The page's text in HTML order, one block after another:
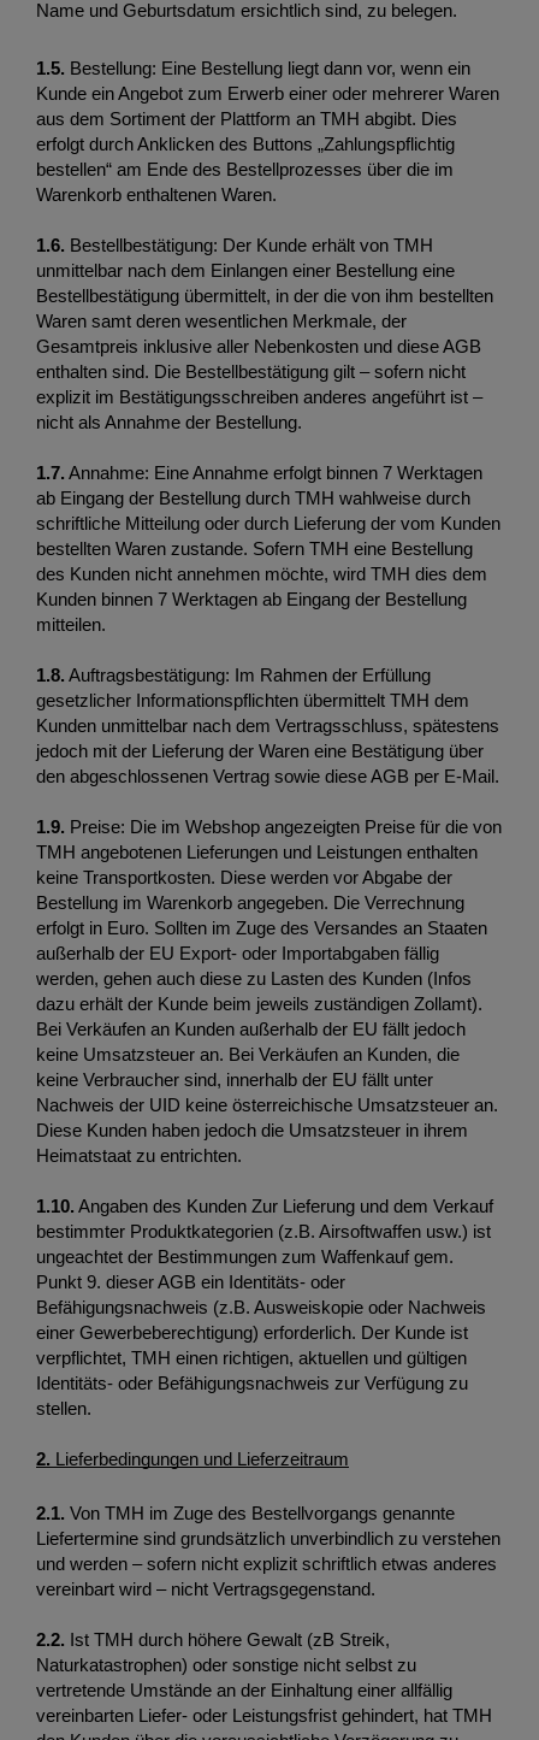
Name und Geburtsdatum ersichtlich sind, zu belegen.
1.5. Bestellung: Eine Bestellung liegt dann vor, wenn ein
Kunde ein Angebot zum Erwerb einer oder mehrerer Waren
aus dem Sortiment der Plattform an TMH abgibt. Dies
erfolgt durch Anklicken des Buttons „Zahlungspflichtig
bestellen“ am Ende des Bestellprozesses über die im
Warenkorb enthaltenen Waren.
1.6. Bestellbestätigung: Der Kunde erhält von TMH
unmittelbar nach dem Einlangen einer Bestellung eine
Bestellbestätigung übermittelt, in der die von ihm bestellten
Waren samt deren wesentlichen Merkmale, der
Gesamtpreis inklusive aller Nebenkosten und diese AGB
enthalten sind. Die Bestellbestätigung gilt – sofern nicht
explizit im Bestätigungsschreiben anderes angeführt ist –
nicht als Annahme der Bestellung.
1.7. Annahme: Eine Annahme erfolgt binnen 7 Werktagen
ab Eingang der Bestellung durch TMH wahlweise durch
schriftliche Mitteilung oder durch Lieferung der vom Kunden
bestellten Waren zustande. Sofern TMH eine Bestellung
des Kunden nicht annehmen möchte, wird TMH dies dem
Kunden binnen 7 Werktagen ab Eingang der Bestellung
mitteilen.
1.8. Auftragsbestätigung: Im Rahmen der Erfüllung
gesetzlicher Informationspflichten übermittelt TMH dem
Kunden unmittelbar nach dem Vertragsschluss, spätestens
jedoch mit der Lieferung der Waren eine Bestätigung über
1.9. Preise: Die im Webshop angezeigten Preise für die von
TMH angebotenen Lieferungen und Leistungen enthalten
keine Transportkosten. Diese werden vor Abgabe der
Bestellung im Warenkorb angegeben. Die Verrechnung
erfolgt in Euro. Sollten im Zuge des Versandes an Staaten
außerhalb der EU Export- oder Importabgaben fällig
werden, gehen auch diese zu Lasten des Kunden (Infos
dazu erhält der Kunde beim jeweils zuständigen Zollamt).
Bei Verkäufen an Kunden außerhalb der EU fällt jedoch
keine Umsatzsteuer an. Bei Verkäufen an Kunden, die
keine Verbraucher sind, innerhalb der EU fällt unter
Nachweis der UID keine österreichische Umsatzsteuer an.
Diese Kunden haben jedoch die Umsatzsteuer in ihrem
Heimatstaat zu entrichten.
1.10. Angaben des Kunden Zur Lieferung und dem Verkauf
bestimmter Produktkategorien (z.B. Airsoftwaffen usw.) ist
ungeachtet der Bestimmungen zum Waffenkauf gem.
Punkt 9. dieser AGB ein Identitäts- oder
Befähigungsnachweis (z.B. Ausweiskopie oder Nachweis
einer Gewerbeberechtigung) erforderlich. Der Kunde ist
verpflichtet, TMH einen richtigen, aktuellen und gültigen
Identitäts- oder Befähigungsnachweis zur Verfügung zu
stellen.
2. Lieferbedingungen und Lieferzeitraum
2.1. Von TMH im Zuge des Bestellvorgangs genannte
Liefertermine sind grundsätzlich unverbindlich zu verstehen
und werden – sofern nicht explizit schriftlich etwas anderes
vereinbart wird – nicht Vertragsgegenstand.
2.2. Ist TMH durch höhere Gewalt (zB Streik,
Naturkatastrophen) oder sonstige nicht selbst zu
vertretende Umstände an der Einhaltung einer allfällig
vereinbarten Liefer- oder Leistungsfrist gehindert, hat TMH